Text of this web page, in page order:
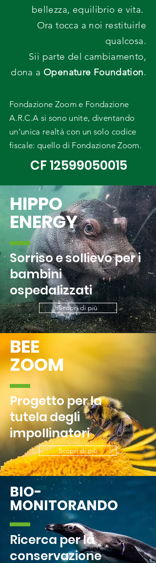
bellezza, equilibrio e vita.
Ora tocca a noi restituirle
qualcosa.
Sii parte del cambiamento,
dona a Openature Foundation.
Fondazione Zoom e Fondazione
A.R.C.A si sono unite, diventando
un'unica realtà con un solo codice
fiscale: quello di Fondazione Zoom.
CF12599050015
HIPPO
ENERGY
Sorriso e sollievo per i
bambini
ospedalizzati
Scopri di più
BEE
ZOOM
Progetto per la
tutela degli
impollinatori
Scopri di più
BIO-
MONITORANDO
Ricerca per la
conservazione